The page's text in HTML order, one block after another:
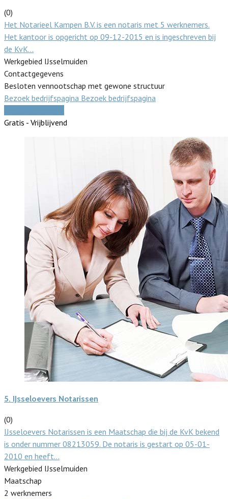
(0)
Het Notarieel Kampen B.V. is een notaris met 5 werknemers.
Het kantoor is opgericht op 09-12-2015 en is ingeschreven bij
de KvK…
Werkgebied IJsselmuiden
Contactgegevens
Besloten vennootschap met gewone structuur
Bezoek bedrijfspagina Bezoek bedrijfspagina
Gratis - Vrijblijvend
5. IJsseloevers Notarissen
(0)
IJsseloevers Notarissen is een Maatschap die bij de KvK bekend
is onder nummer 08213059. De notaris is gestart op 05-01-
2010 en heeft…
Werkgebied IJsselmuiden
Maatschap
2 werknemers